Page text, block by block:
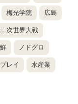
梅光学院 広島
次世界大戦
ノドグロ
レイ 水産業